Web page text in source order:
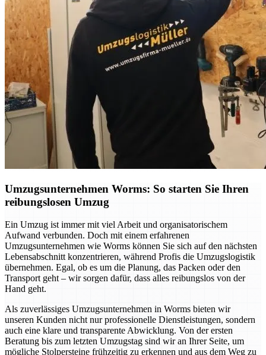
Umzugsunternehmen Worms: So starten Sie Ihren
reibungslosen Umzug
Ein Umzug ist immer mit viel Arbeit und organisatorischem
Aufwand verbunden. Doch mit einem erfahrenen
Umzugsunternehmen wie Worms können Sie sich auf den nächsten
Lebensabschnitt konzentrieren, während Profis die Umzugslogistik
übernehmen. Egal, ob es um die Planung, das Packen oder den
Transport geht – wir sorgen dafür, dass alles reibungslos von der
Hand geht.
Als zuverlässiges Umzugsunternehmen in Worms bieten wir
unseren Kunden nicht nur professionelle Dienstleistungen, sondern
auch eine klare und transparente Abwicklung. Von der ersten
Beratung bis zum letzten Umzugstag sind wir an Ihrer Seite, um
mögliche Stolpersteine frühzeitig zu erkennen und aus dem Weg zu